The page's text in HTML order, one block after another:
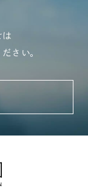
は
さい。